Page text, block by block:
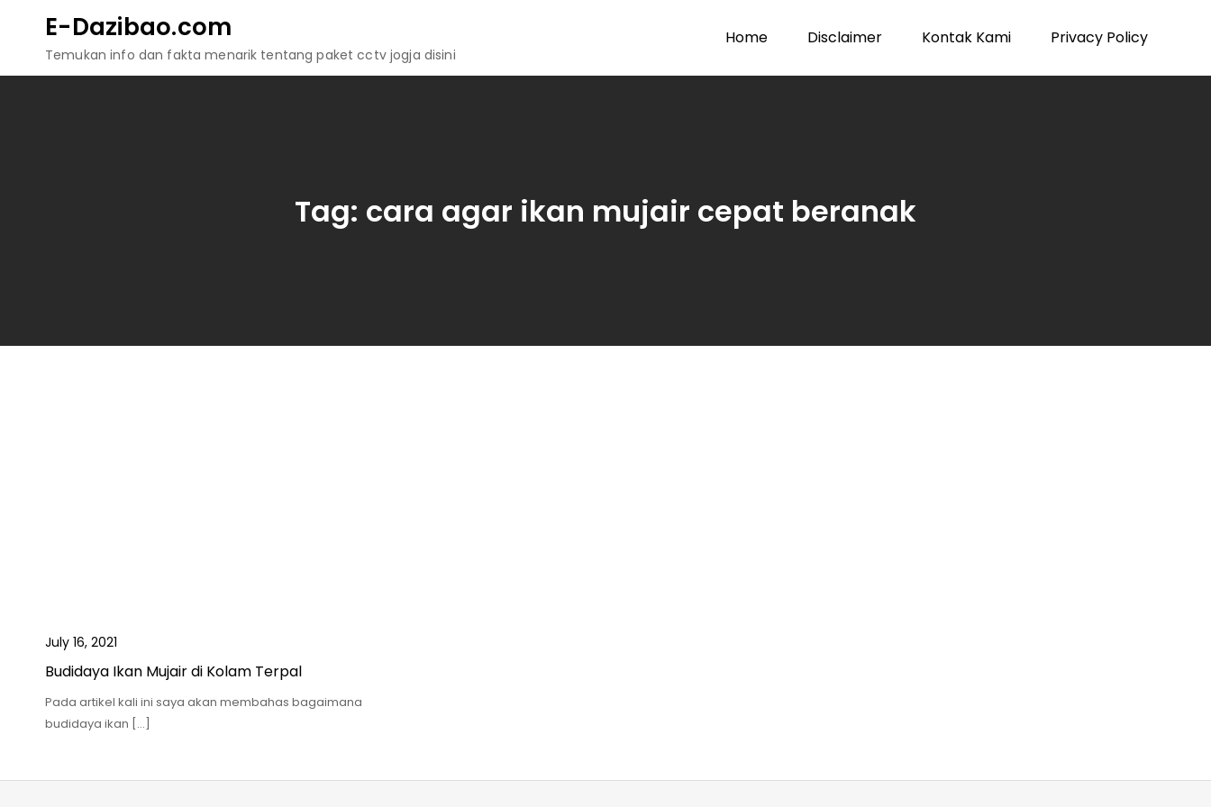
content
E-Dazibao.com
Temukan info dan fakta menarik tentang paket cctv jogja disini
Home Disclaimer Kontak Kami Privacy Policy
Tag: cara agar ikan mujair cepat beranak
July 16, 2021
Budidaya Ikan Mujair di Kolam Terpal
Pada artikel kali ini saya akan membahas bagaimana
budidaya ikan […]